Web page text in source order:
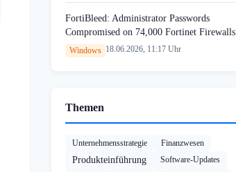
FortiBleed: Administrator Passwords
Compromised on 74,000 Fortinet Firewalls
Windows 18.06.2026, 11:17 Uhr
Themen
Unternehmensstrategie Finanzwesen
Produkteinführung
Software-Updates